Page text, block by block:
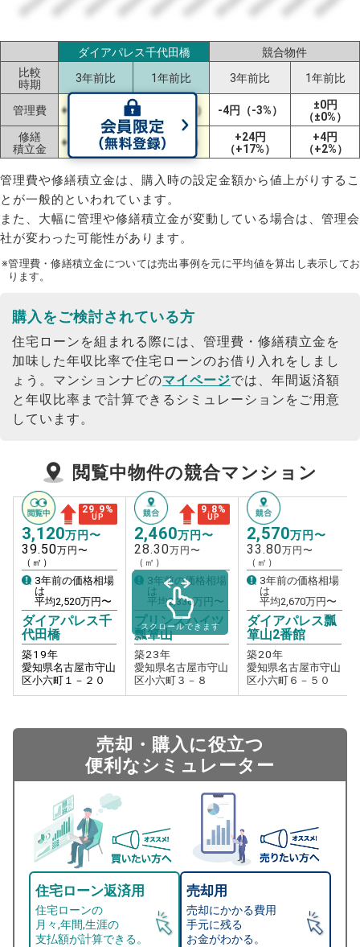
ダイアパレス千代田橋
競合物件
比較
時期
3年前比 1年前比 3年前比 1年前比
管理費 +2円（+1%） -10円（-6%） -4円（-3%）
±0円
（±0%）
修繕
積立金
+1円（+1%） -7円（-6%）
+24円
（+17%）
+4円
（+2%）
管理費や修繕積立金は、購入時の設定金額から値上がりするこ
とが一般的といわれています。
また、大幅に管理や修繕積立金が変動している場合は、管理会
社が変わった可能性があります。
※管理費・修繕積立金については売出事例を元に平均値を算出し表示してお
ります。
購入をご検討されている方
住宅ローンを組まれる際には、管理費・修繕積立金を
加味した年収比率で住宅ローンのお借り入れをしまし
ょう。 マンションナビのマイページでは、年間返済額
と年収比率まで計算できるシミュレーションをご用意
しています。
閲覧中物件の競合マンション
29.9%
UP
3,120万円〜
39.50万円〜
（㎡）
3年前の価格相場
は
平均2,520万円〜
ダイアパレス千
代田橋
築19年
愛知県名古屋市守山
区小六町１－２０
9.8%
UP
2,460万円〜
28.30万円〜
（㎡）
3年前の価格相場
は
平均2,330万円〜
プリンスハイツ
瓢箪山
築23年
愛知県名古屋市守山
区小六町３－８
2,570万円〜
33.80万円〜
（㎡）
3年前の価格相場
は
平均2,670万円〜
ダイアパレス瓢
箪山2番館
築20年
愛知県名古屋市守山
区小六町６－５０
スクロールできます
売却・購入に役立つ
便利なシミュレーター
住宅ローン返済用
住宅ローンの
月々,年間,生涯の
支払額が計算できる。
売却用
売却にかかる費用
手元に残る
お金がわかる。